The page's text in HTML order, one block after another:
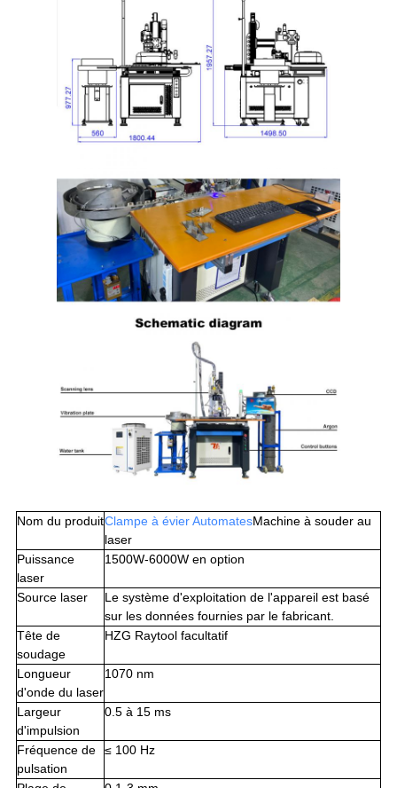
Nom du produitClampe à évier AutomatesMachine à souder au
laser
Puissance
laser
1500W-6000W en option
Source laser
Le système d'exploitation de l'appareil est basé
sur les données fournies par le fabricant.
Tête de
soudage
HZG Raytool facultatif
Longueur
d'onde du laser
1070 nm
Largeur
d'impulsion
0.5 à 15 ms
Fréquence de
pulsation
≤ 100 Hz